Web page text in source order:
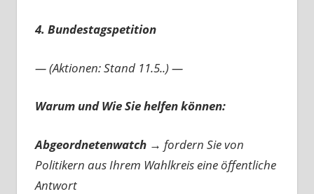
4. Bundestagspetition
— (Aktionen: Stand 11.5..) —
Warum und Wie Sie helfen können:
Abgeordnetenwatch → fordern Sie von
Politikern aus Ihrem Wahlkreis eine öffentliche
Antwort